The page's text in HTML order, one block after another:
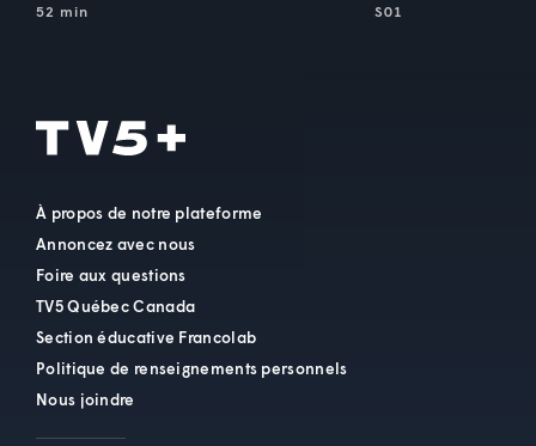
52 min S01
À propos de notre plateforme
Annoncez avec nous
Foire aux questions
TV5 Québec Canada
Section éducative Francolab
Politique de renseignements personnels
Nous joindre